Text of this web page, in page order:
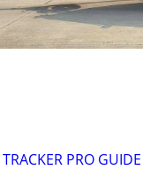
TRACKER PRO